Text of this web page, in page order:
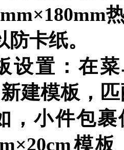
防卡纸。
设置：在
建模板，
，小件包裹
模